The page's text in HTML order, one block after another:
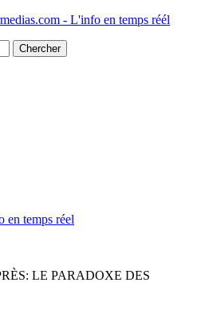
- L'info en temps réél
LE PARADOXE DES